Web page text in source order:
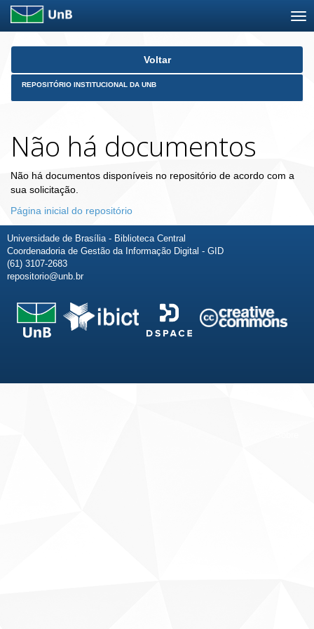
Skip
Voltar
REPOSITÓRIO INSTITUCIONAL DA UNB
Não há documentos
Não há documentos disponíveis no repositório de acordo com a
sua solicitação.
Página inicial do repositório
Universidade de Brasília - Biblioteca Central
Coordenadoria de Gestão da Informação Digital - GID
(61) 3107-2683
repositorio@unb.br